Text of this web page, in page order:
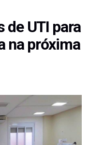
de UTI para
na próxima